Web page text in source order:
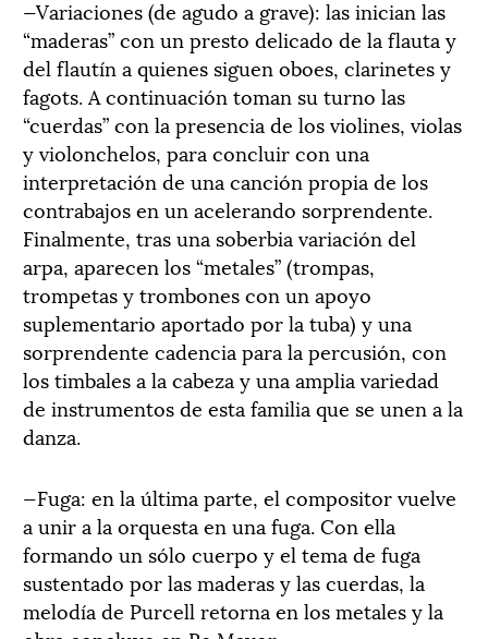
—Variaciones (de agudo a grave): las inician las
“maderas” con un presto delicado de la flauta y
del flautín a quienes siguen oboes, clarinetes y
fagots. A continuación toman su turno las
“cuerdas” con la presencia de los violines, violas
y violonchelos, para concluir con una
interpretación de una canción propia de los
contrabajos en un acelerando sorprendente.
Finalmente, tras una soberbia variación del
arpa, aparecen los “metales” (trompas,
trompetas y trombones con un apoyo
suplementario aportado por la tuba) y una
sorprendente cadencia para la percusión, con
los timbales a la cabeza y una amplia variedad
de instrumentos de esta familia que se unen a la
danza.
—Fuga: en la última parte, el compositor vuelve
a unir a la orquesta en una fuga. Con ella
formando un sólo cuerpo y el tema de fuga
sustentado por las maderas y las cuerdas, la
melodía de Purcell retorna en los metales y la